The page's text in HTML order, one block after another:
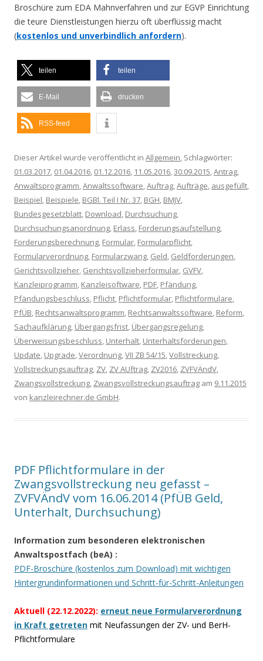
Broschüre zum EDA Mahnverfahren und zur EGVP Einrichtung
die teure Dienstleistungen hierzu oft überflüssig macht
(kostenlos und unverbindlich anfordern).
teilen teilen
E-Mail drucken
RSS-feed
Dieser Artikel wurde veröffentlicht in Allgemein, Schlagwörter:
01.03.2017, 01.04.2016, 01.12.2016, 11.05.2016,30.09.2015,Antrag,
Anwaltsprogramm,Anwaltssoftware,Auftrag,Aufträge, ausgefüllt,
Beispiel, Beispiele, BGBl. Teil I Nr. 37, BGH, BMJV,
Bundesgesetzblatt, Download, Durchsuchung,
Durchsuchungsanordnung, Erlass, Forderungsaufstellung,
Forderungsberechnung, Formular, Formularpflicht,
Formularverordnung, Formularzwang, Geld, Geldforderungen,
Gerichtsvollzieher, Gerichtsvollzieherformular, GVFV,
Kanzleiprogramm, Kanzleisoftware, PDF, Pfändung,
Pfändungsbeschluss, Pflicht, Pflichtformular, Pflichtformulare,
PfÜB, Rechtsanwaltsprogramm, Rechtsanwaltssoftware, Reform,
Sachaufklärung, Übergangsfrist, Übergangsregelung,
Überweisungsbeschluss, Unterhalt, Unterhaltsforderungen,
Update, Upgrade,Verordnung,VII ZB 54/15,Vollstreckung,
Vollstreckungsauftrag, ZV, ZV AUftrag, ZV2016, ZVFVÄndV,
Zwangsvollstreckung, Zwangsvollstreckungsauftrag am 9.11.2015
von kanzleirechner.de GmbH.
PDF Pflichtformulare in der
Zwangsvollstreckung neu gefasst –
ZVFVÄndV vom 16.06.2014 (PfÜB Geld,
Unterhalt, Durchsuchung)
Information zum besonderen elektronischen
Anwaltspostfach (beA) :
PDF-Broschüre (kostenlos zum Download) mit wichtigen
Hintergrundinformationen und Schritt-für-Schritt-Anleitungen
Aktuell (22.12.2022): erneut neue Formularverordnung
in Kraft getreten mit Neufassungen der ZV- und BerH-
Pflichtformulare